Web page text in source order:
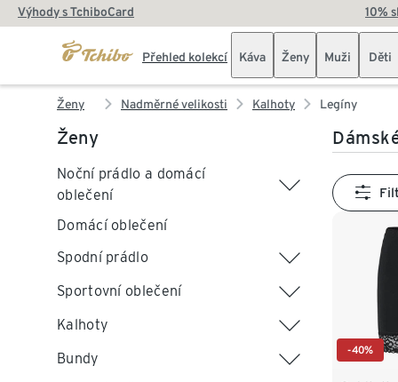
Výhody s TchiboCard 10%
Přehled kolekcí Káva Ženy Muži Děti
Ženy Nadměrné velikosti Kalhoty Legíny
Ženy
Noční prádlo a domácí
oblečení
Domácí oblečení
Spodní prádlo
Sportovní oblečení
Kalhoty
Bundy
-40%